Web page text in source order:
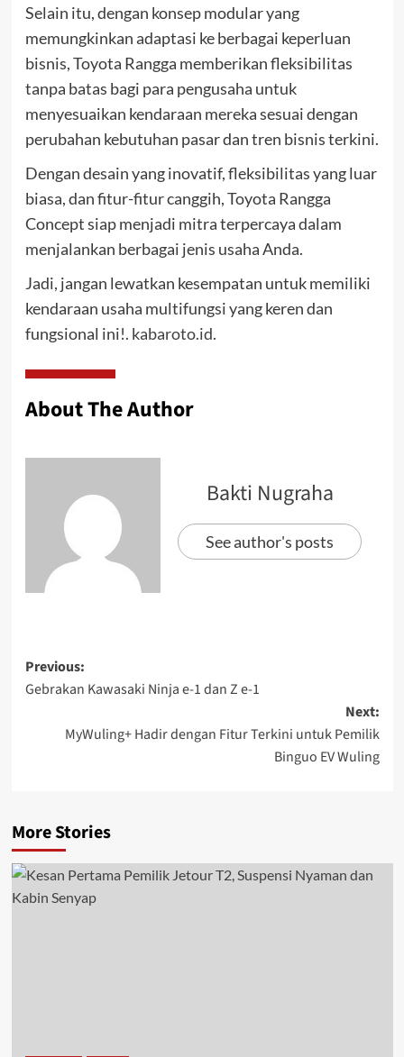
Selain itu, dengan konsep modular yang
memungkinkan adaptasi ke berbagai keperluan
bisnis, Toyota Rangga memberikan fleksibilitas
tanpa batas bagi para pengusaha untuk
menyesuaikan kendaraan mereka sesuai dengan
perubahan kebutuhan pasar dan tren bisnis terkini.
Dengan desain yang inovatif, fleksibilitas yang luar
biasa, dan fitur-fitur canggih, Toyota Rangga
Concept siap menjadi mitra terpercaya dalam
menjalankan berbagai jenis usaha Anda.
Jadi, jangan lewatkan kesempatan untuk memiliki
kendaraan usaha multifungsi yang keren dan
fungsional ini!. kabaroto.id.
About The Author
Bakti Nugraha
See author's posts
Previous:
Gebrakan Kawasaki Ninja e-1 dan Z e-1
Next:
MyWuling+ Hadir dengan Fitur Terkini untuk Pemilik
Binguo EV Wuling
More Stories